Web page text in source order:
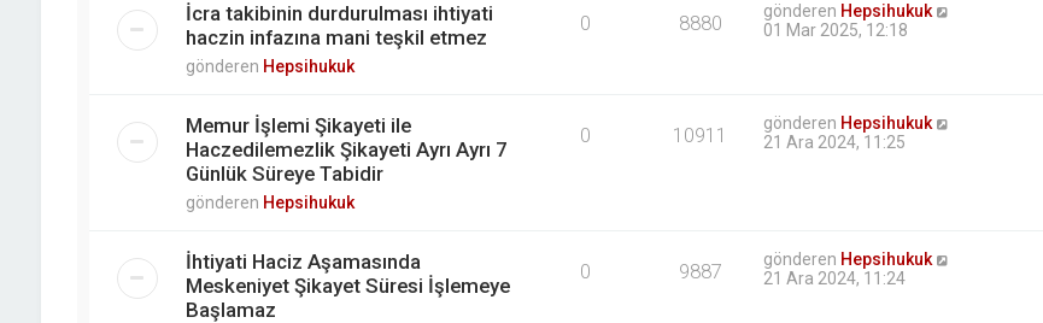
İcra takibinin durdurulması ihtiyati
haczin infazına mani teşkil etmez
gönderen Hepsihukuk
0 8880 gönderen Hepsihukuk
01 Mar 2025, 12:18
Memur İşlemi Şikayeti ile
Haczedilemezlik Şikayeti Ayrı Ayrı 7
Günlük Süreye Tabidir
gönderen Hepsihukuk
0 10911 gönderen Hepsihukuk
21 Ara 2024, 11:25
İhtiyati Haciz Aşamasında
Meskeniyet Şikayet Süresi İşlemeye
Başlamaz
0 9887 gönderen Hepsihukuk
21 Ara 2024, 11:24